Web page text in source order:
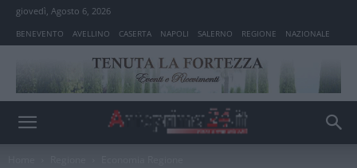
giovedì, Agosto 6, 2026
BENEVENTO AVELLINO CASERTA NAPOLI SALERNO REGIONE NAZIONALE